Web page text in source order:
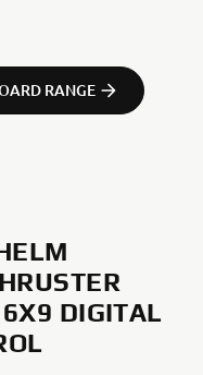
RANGE
DIGITAL